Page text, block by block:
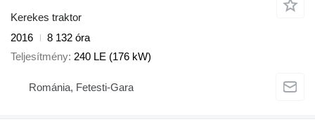
Kerekes traktor
2016
8 132 óra
Teljesítmény 240 LE (176 kW)
Románia, Fetesti-Gara